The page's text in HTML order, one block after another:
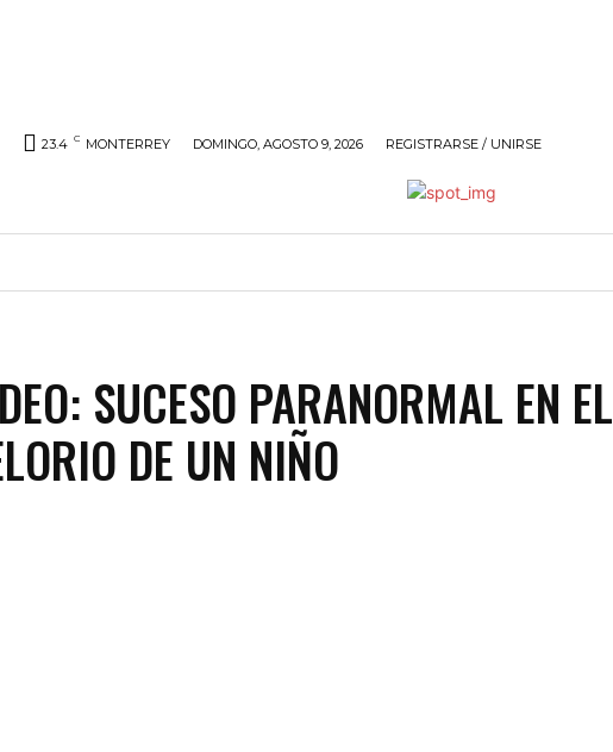
23.4 C MONTERREY DOMINGO, AGOSTO 9, 2026 REGISTRARSE / UNIRSE
SUCESO PARANORMAL EN EL
DE UN NIÑO